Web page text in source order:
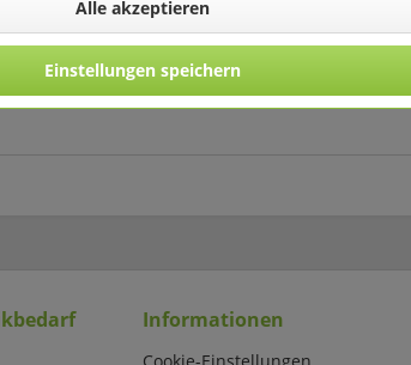
Jardiniere Flower&Garden 18
cm
farbig
Informationen
Alle akzeptieren
Einstellungen speichern